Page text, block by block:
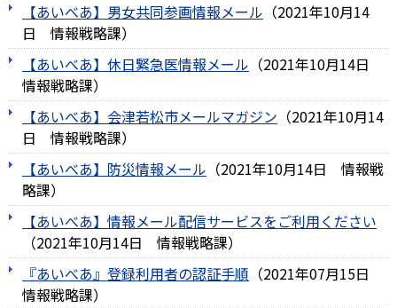
【あいべあ】男女共同参画情報メール （2021年10月14
日
情報戦略課）
【あいべあ】休日緊急医情報メール （2021年10月14日
情報戦略課）
【あいべあ】会津若松市メールマガジン （2021年10月14
日
情報戦略課）
【あいべあ】防災情報メール （2021年10月14日
情報戦
略課）
【あいべあ】情報メール配信サービスをご利用ください
（2021年10月14日 情報戦略課）
『あいべあ』登録利用者の認証手順 （2021年07月15日
情報戦略課）